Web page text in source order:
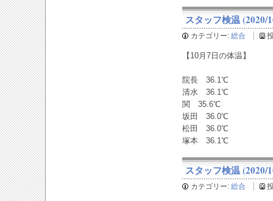
スタッフ検温 (2020/
カテゴリー: 総合
【10月7日の体温】
院長 36.1℃
清水 36.1℃
関 35.6℃
坂田 36.0℃
松田 36.0℃
塚本 36.1℃
スタッフ検温 (2020/
カテゴリー: 総合